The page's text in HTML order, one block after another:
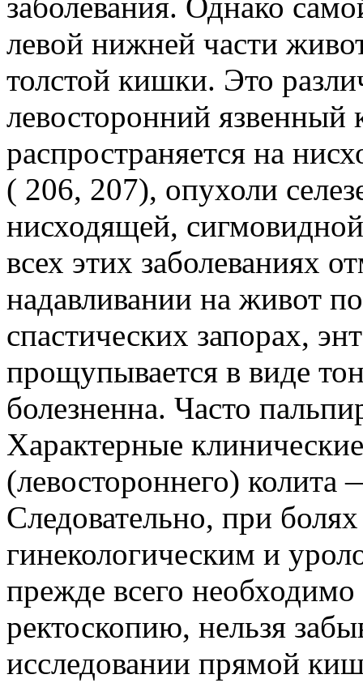
левой нижней части
толстой кишки. Это
левосторонний язвенный
распространяется на
( 206, 207), опухоли
нисходящей,
всех этих заболеваниях
надавливании на живот
спастических запорах,
прощупывается в виде
болезненна. Часто
Характерные
(левостороннего)
Следовательно, при
гинекологическим и
прежде всего
ректоскопию, нельзя
исследовании прямой